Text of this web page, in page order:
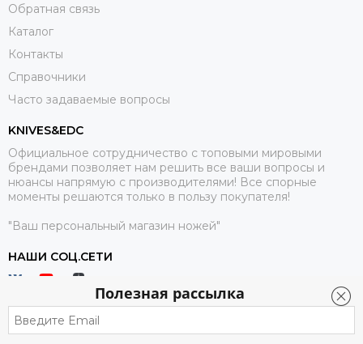
Полезная рассылка
Обратная связь
Каталог
Контакты
Справочники
Часто задаваемые вопросы
KNIVES&EDC
Официальное сотрудничество с топовыми мировыми
брендами позволяет нам решить все ваши вопросы и
нюансы напрямую с производителями! Все спорные
моменты решаются только в пользу покупателя!
"Ваш персональный магазин ножей"
НАШИ СОЦ.СЕТИ